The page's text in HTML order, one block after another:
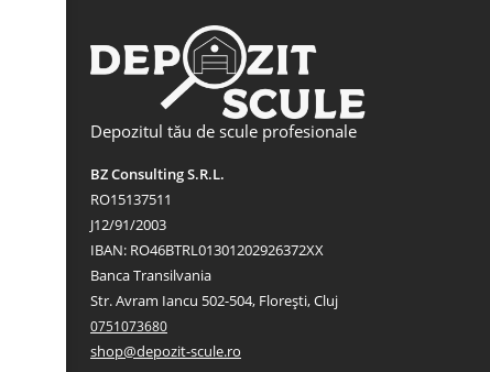
Depozitul tău de scule profesionale
BZ Consulting S.R.L.
RO15137511
J12/91/2003
IBAN: RO46BTRL01301202926372XX
Banca Transilvania
Str. Avram Iancu 502-504, Florești, Cluj
0751073680
shop@depozit-scule.ro